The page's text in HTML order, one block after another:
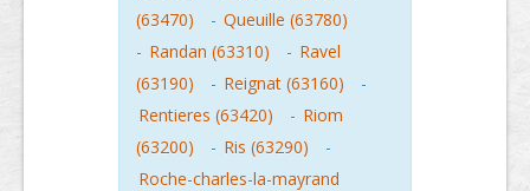
(63470)
- Queuille (63780)
- Randan (63310) - Ravel
(63190)
- Reignat (63160)
-
Rentieres (63420)
- Riom
(63200)
- Ris (63290)
-
Roche-charles-la-mayrand